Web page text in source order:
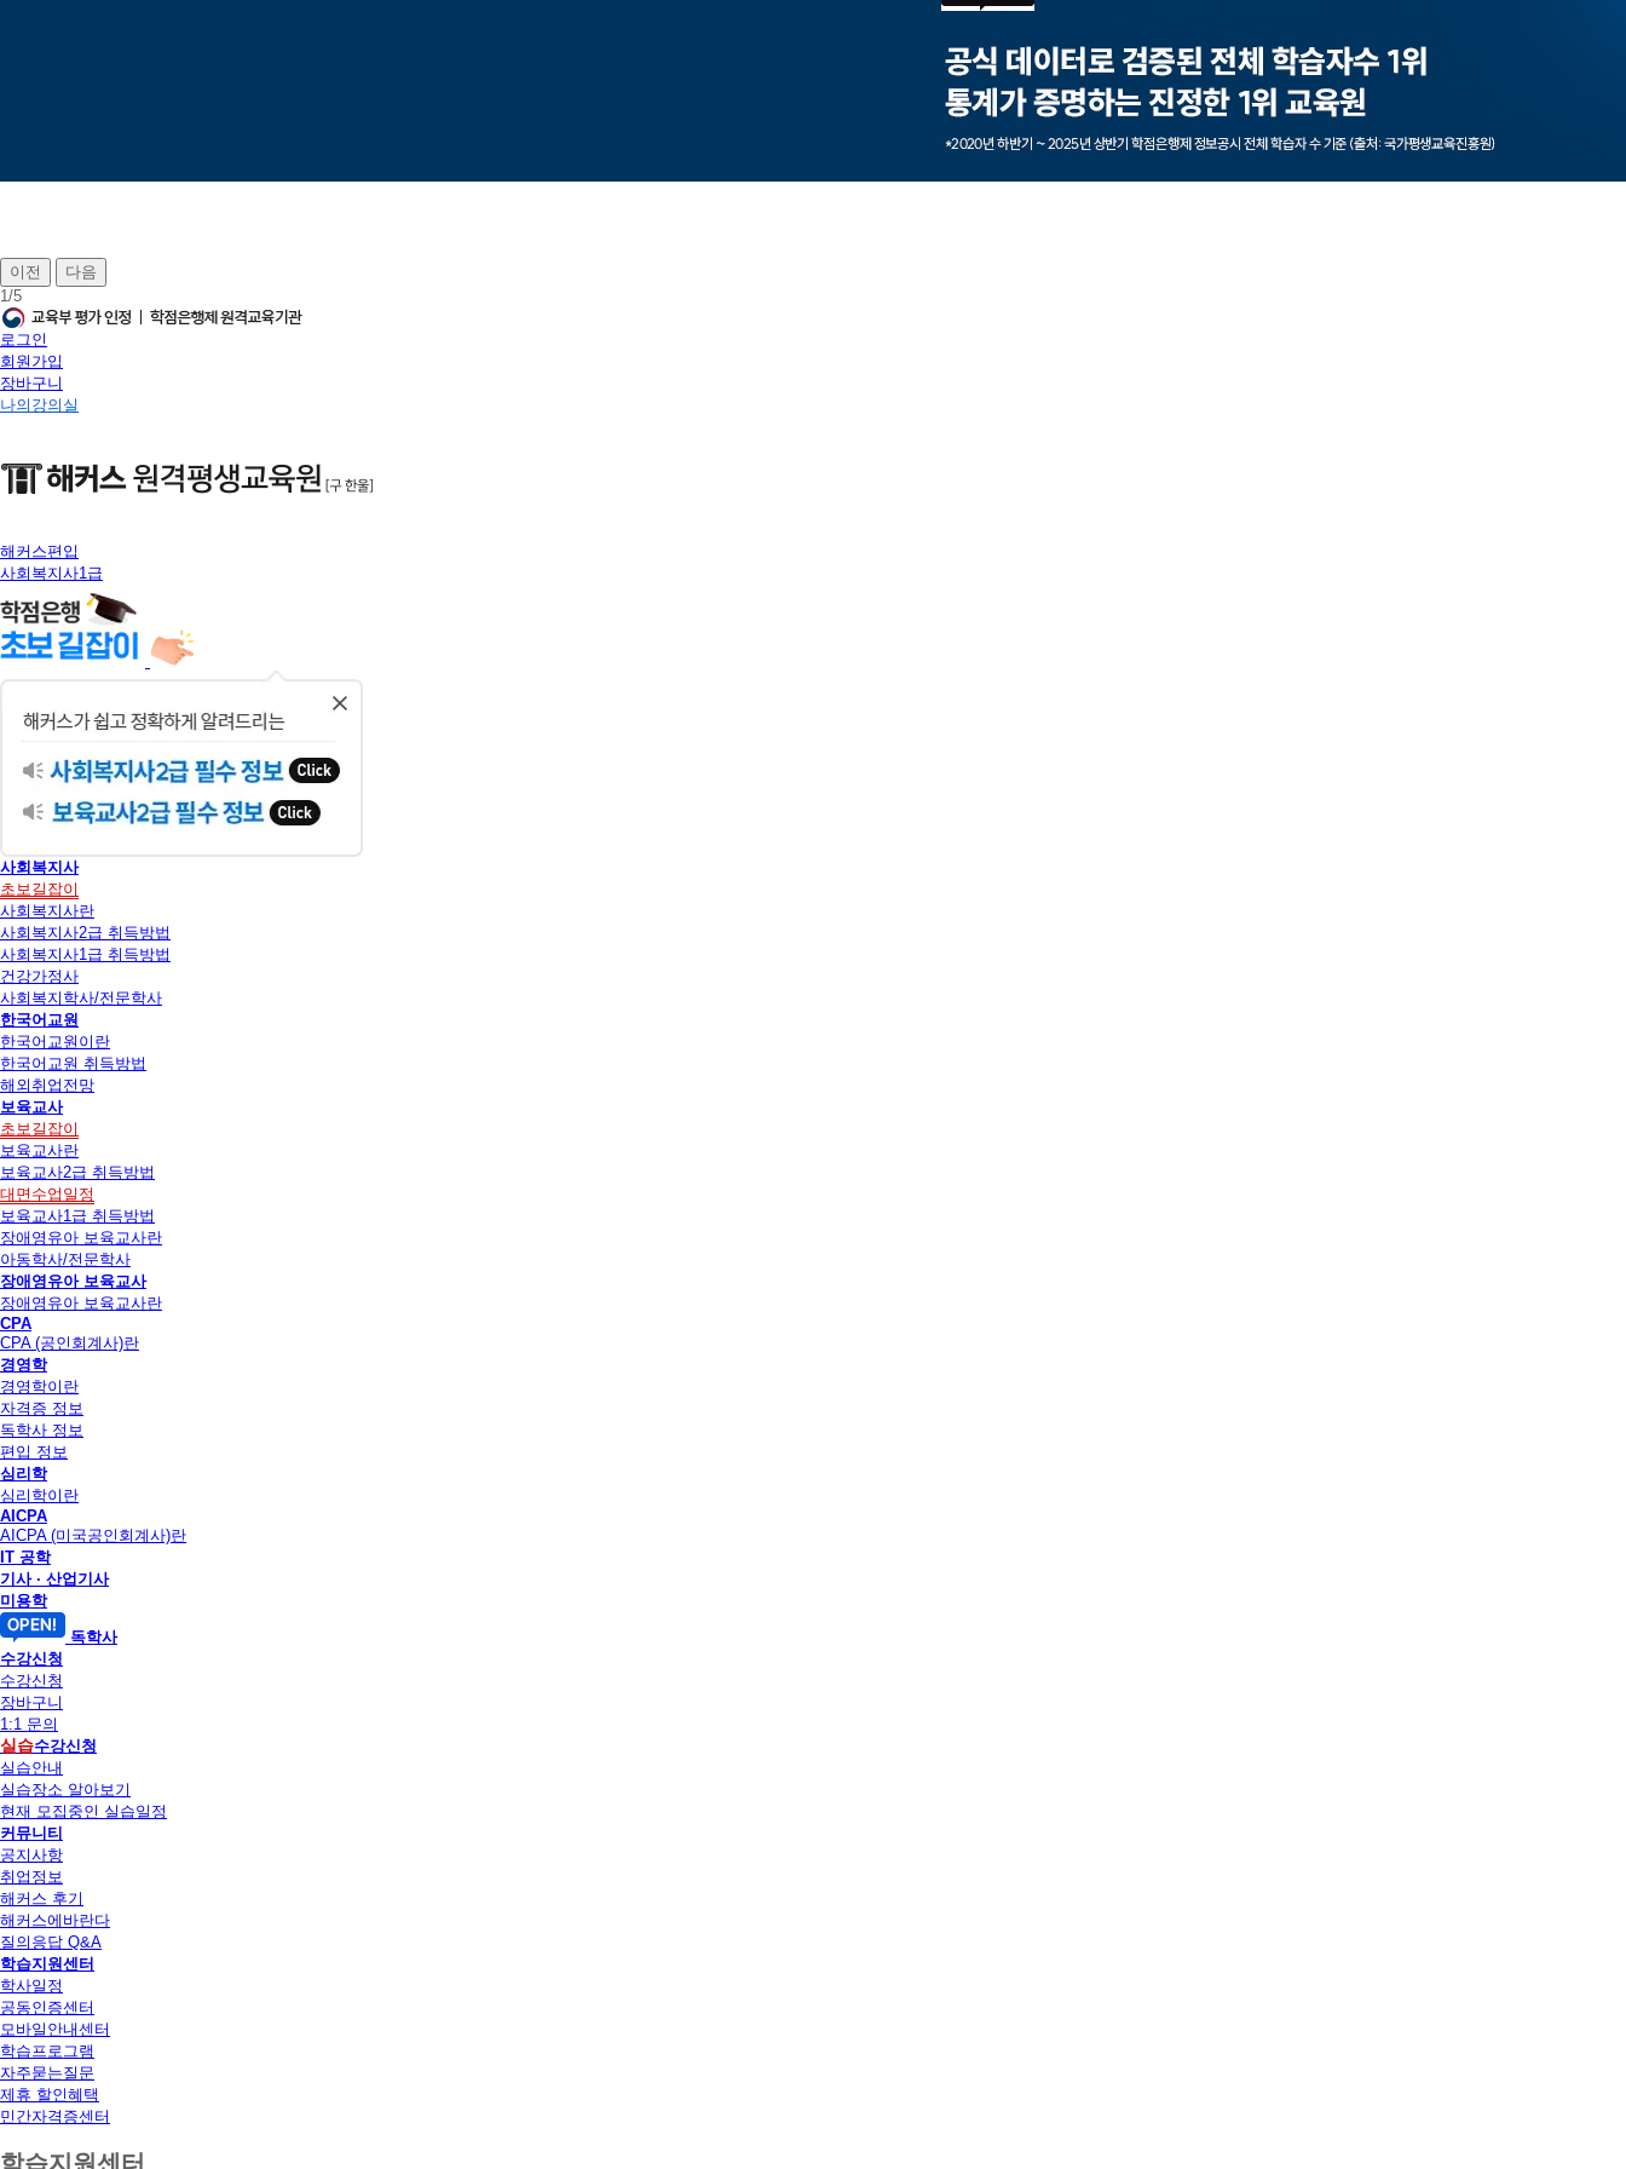
이전
다음
1/5
로그인
회원가입
장바구니
나의강의실
해커스편입
사회복지사1급
사회복지사
초보길잡이
사회복지사란
사회복지사2급 취득방법
사회복지사1급 취득방법
건강가정사
사회복지학사/전문학사
한국어교원
한국어교원이란
한국어교원 취득방법
해외취업전망
보육교사
초보길잡이
보육교사란
보육교사2급 취득방법
대면수업일정
보육교사1급 취득방법
장애영유아 보육교사란
아동학사/전문학사
장애영유아 보육교사
장애영유아 보육교사란
CPA
CPA (공인회계사)란
경영학
경영학이란
자격증 정보
독학사 정보
편입 정보
심리학
심리학이란
AICPA
AICPA (미국공인회계사)란
IT 공학
기사 · 산업기사
미용학
독학사
수강신청
수강신청
장바구니
1:1 문의
실습수강신청
실습안내
실습장소 알아보기
현재 모집중인 실습일정
커뮤니티
공지사항
취업정보
해커스 후기
해커스에바란다
질의응답 Q&A
학습지원센터
학사일정
공동인증센터
모바일안내센터
학습프로그램
자주묻는질문
제휴 할인혜택
민간자격증센터
학습지원센터